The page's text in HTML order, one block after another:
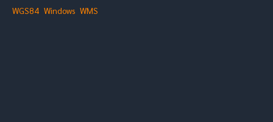
WGS84 Windows WMS